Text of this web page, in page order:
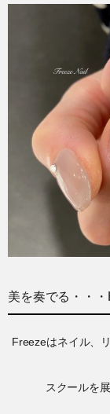
美を奏でる・・
Freezeはネイル、
スクールを